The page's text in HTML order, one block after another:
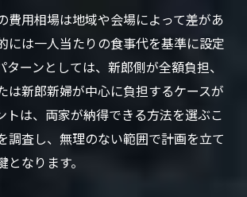
費用相場は地域や会場によって差があ
には一人当たりの食事代を基準に設定
ターンとしては、新郎側が全額負担、
は新郎新婦が中心に負担するケースが
トは、両家が納得できる方法を選ぶこ
調査し、無理のない範囲で計画を立て
なります。